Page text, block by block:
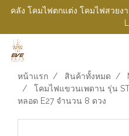
คลัง โคมไฟตกแต่ง โคมไฟสวยง
หน้าแรก สินค้าทั้งหมด
โคมไฟแขวนเพดาน รุ่น
หลอด E27 จำนวน 8 ดวง